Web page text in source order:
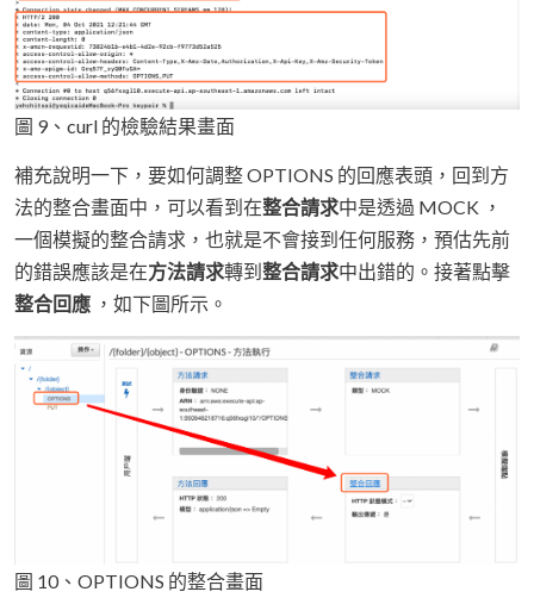
圖 9、curl 的檢驗結果畫面
補充說明一下，要如何調整 OPTIONS 的回應表頭，回到方
法的整合畫面中，可以看到在整合請求中是透過 MOCK ，
一個模擬的整合請求，也就是不會接到任何服務，預估先前
的錯誤應該是在方法請求轉到整合請求中出錯的。接著點擊
整合回應 ，如下圖所示。
圖 10、OPTIONS 的整合畫面